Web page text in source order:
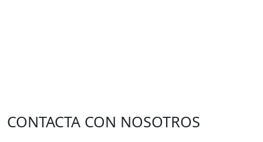
CONTACTA CON NOSOTROS